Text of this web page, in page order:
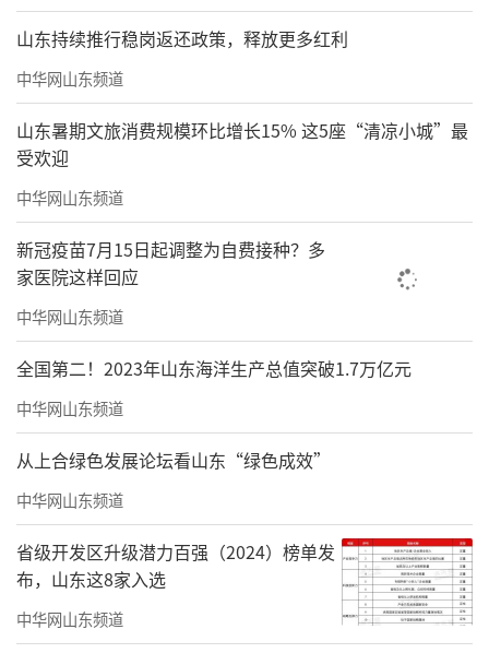
2024年4月19日，在临沂现代物流城国际陆港片区山东顺和国际智
慧物流园，货车往来穿梭（无人机照片）。新华社记者 郭绪雷 摄
“这个新投入使用的物流园区实现了车货
分离，作业效率提升20%以上。未来，园区还
将通过智能三维建模配合可视化系统，输出最
优配载方案，作业效率会进一步提高。”山东
顺和集团党委书记赵玉玺说。
新技术不断投入使用，运输服务也在持续
优化。前不久，130个装有产自山西焦炭的铁路
35吨宽体箱从山东港口日照港装船起运，到达
厦门港卸船后，经铁路短途倒运至福建三宝钢
铁，整个过程不开箱、不换箱。
“这种‘一箱制’物流模式，实现了一次
商检、一次委托，降低了综合物流成本，工厂
山东持续推行稳岗返还政策，释放更多红利
中华网山东频道
山东暑期文旅消费规模环比增长15% 这5座“清凉小城”最
受欢迎
中华网山东频道
新冠疫苗7月15日起调整为自费接种？多
家医院这样回应
中华网山东频道
全国第二！2023年山东海洋生产总值突破1.7万亿元
中华网山东频道
从上合绿色发展论坛看山东“绿色成效”
中华网山东频道
省级开发区升级潜力百强（2024）榜单发
布，山东这8家入选
中华网山东频道